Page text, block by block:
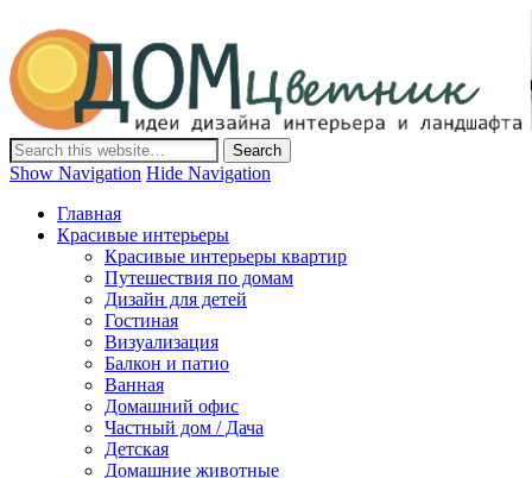
Дом-Цветник
Дизайн интерьера и ландшафта, декор и обустройство дома.
Идеи со всего мира.
Show Navigation Hide Navigation
Главная
Красивые интерьеры
Красивые интерьеры квартир
Путешествия по домам
Дизайн для детей
Гостиная
Визуализация
Балкон и патио
Ванная
Домашний офис
Частный дом / Дача
Детская
Домашние животные